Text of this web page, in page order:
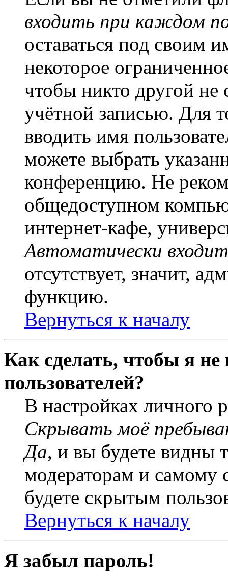
входить при каждом
оставаться под своим
некоторое
чтобы никто другой не
учётной записью. Для
вводить имя
можете выбрать
конференцию. Не
общедоступном
интернет-кафе,
Автоматически
отсутствует, значит,
функцию.
Вернуться к началу
Как сделать, чтобы я
пользователей?
В настройках личного
Скрывать моё
Да, и вы будете видны
модераторам и самому
будете скрытым
Вернуться к началу
Я забыл пароль!